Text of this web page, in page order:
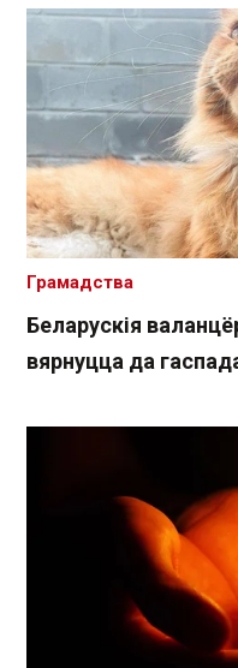
Беларускія
вярнуцца да
Грамадства